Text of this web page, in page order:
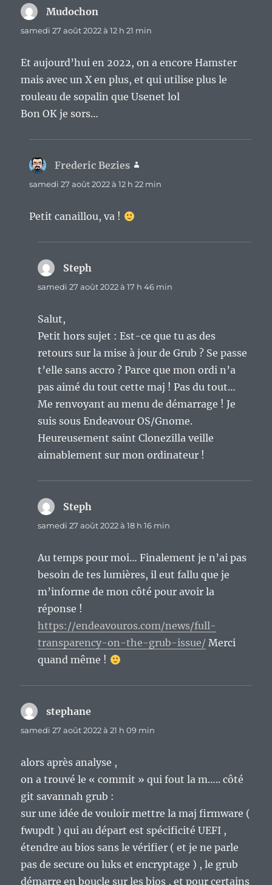
Mudochon
samedi 27 août 2022 à 12 h 21 min
Et aujourd’hui en 2022, on a encore Hamster
mais avec un X en plus, et qui utilise plus le
rouleau de sopalin que Usenet lol
Bon OK je sors…
Frederic Bezies
samedi 27 août 2022 à 12 h 22 min
Petit canaillou, va !
Steph
samedi 27 août 2022 à 17 h 46 min
Salut,
Petit hors sujet : Est-ce que tu as des
retours sur la mise à jour de Grub ? Se passe
t’elle sans accro ? Parce que mon ordi n’a
pas aimé du tout cette maj ! Pas du tout…
Me renvoyant au menu de démarrage ! Je
suis sous Endeavour OS/Gnome.
Heureusement saint Clonezilla veille
aimablement sur mon ordinateur !
Steph
samedi 27 août 2022 à 18 h 16 min
Au temps pour moi… Finalement je n’ai pas
besoin de tes lumières, il eut fallu que je
m’informe de mon côté pour avoir la
réponse !
https://endeavouros.com/news/full-
transparency-on-the-grub-issue/ Merci
quand même !
stephane
samedi 27 août 2022 à 21 h 09 min
alors après analyse ,
on a trouvé le « commit » qui fout la m….. côté
git savannah grub :
sur une idée de vouloir mettre la maj firmware (
fwupdt ) qui au départ est spécificité UEFI ,
étendre au bios sans le vérifier ( et je ne parle
pas de secure ou luks et encryptage ) , le grub
démarre en boucle sur les bios , et pour certains